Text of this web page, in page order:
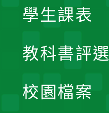
學生課表
教科書評選
校園檔案